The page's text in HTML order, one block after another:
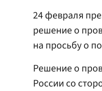
24 февраля
решение о
на просьбу о
Решение о
России со